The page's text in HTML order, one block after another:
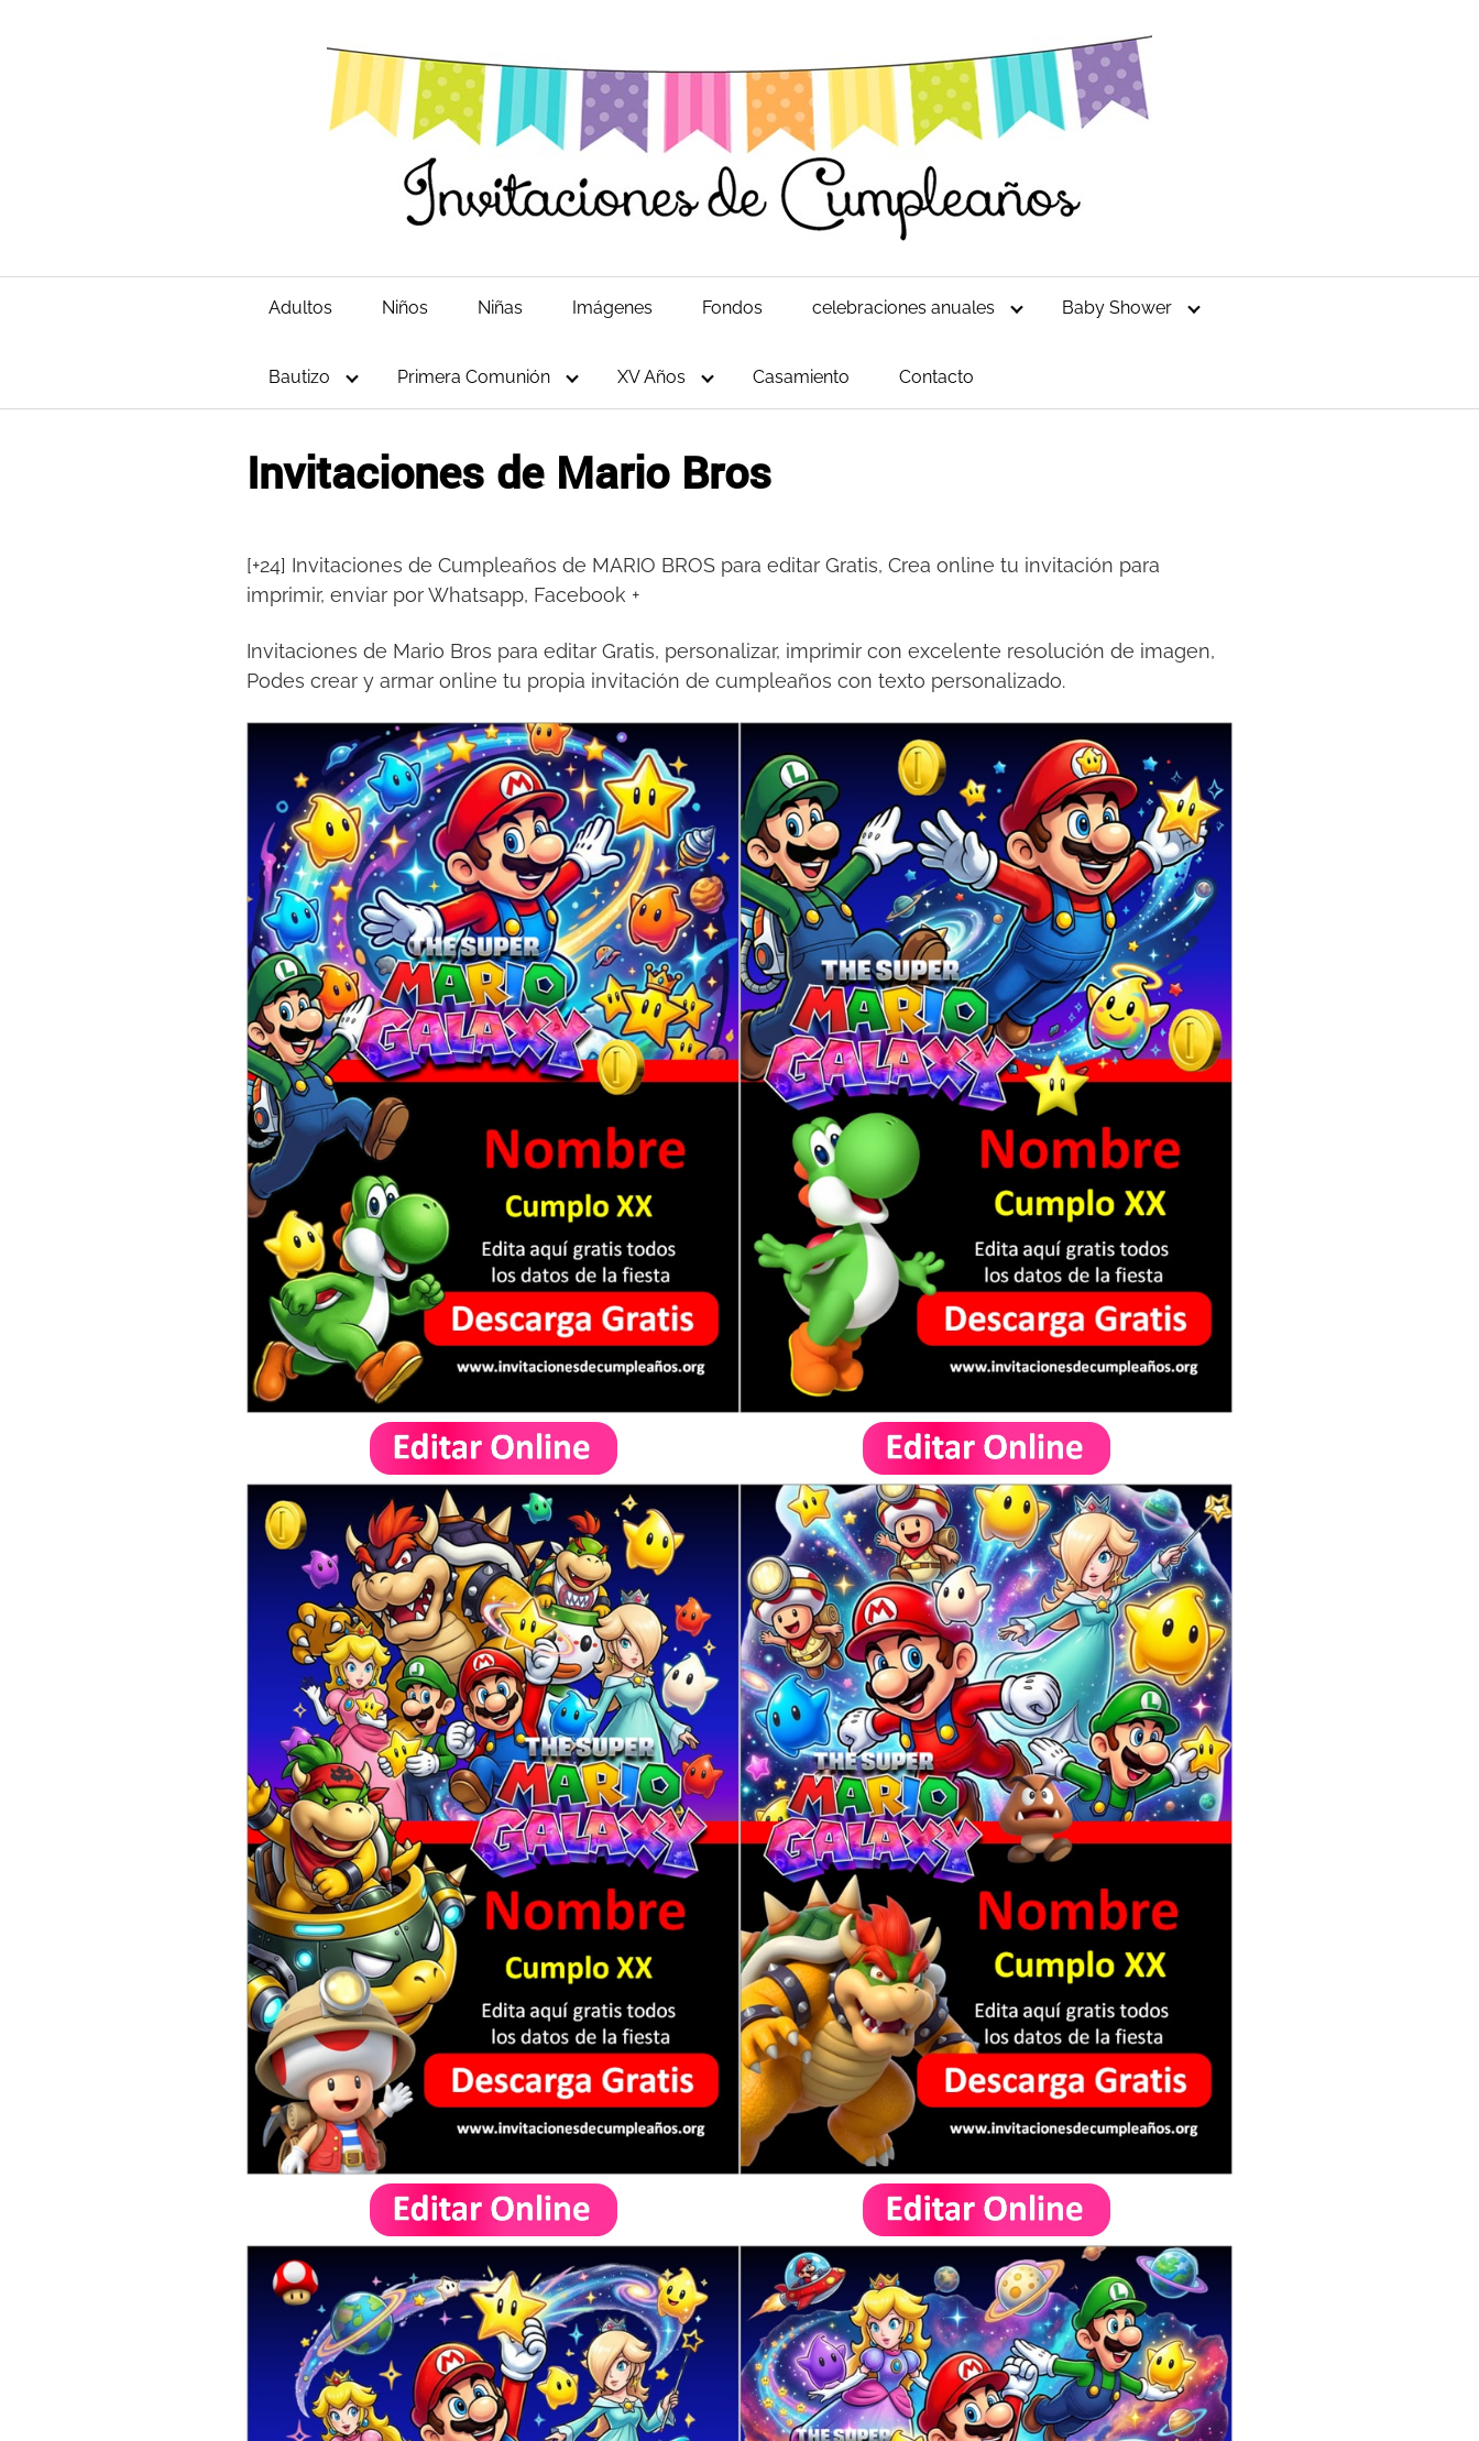
Adultos Niños Niñas Imágenes Fondos celebraciones anuales Baby Shower
Bautizo Primera Comunión XV Años Casamiento Contacto
Invitaciones de Mario Bros
[+24] Invitaciones de Cumpleaños de MARIO BROS para editar Gratis, Crea online tu invitación para
imprimir, enviar por Whatsapp, Facebook +
Invitaciones de Mario Bros para editar Gratis, personalizar, imprimir con excelente resolución de imagen,
Podes crear y armar online tu propia invitación de cumpleaños con texto personalizado.